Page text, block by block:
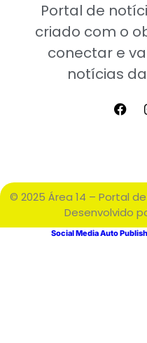
Portal de
criado com o
conectar e
notícias
© 2025 Área 14 – Portal
Desenvolvido
Social Media Auto Publish